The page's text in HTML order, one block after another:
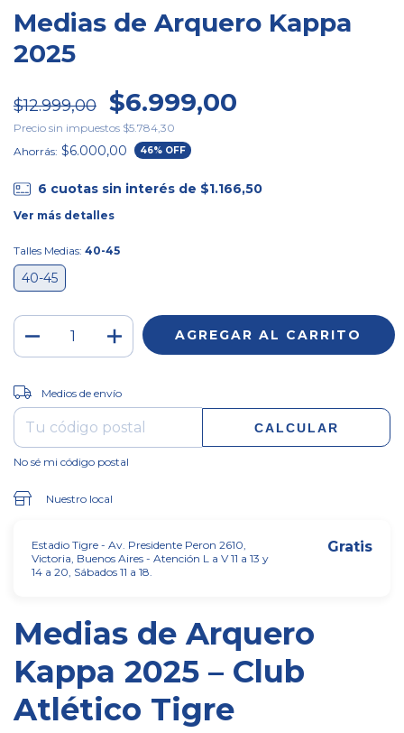
Medias de Arquero Kappa
2025
$12.999,00 $6.999,00
Precio sin impuestos $5.784,30
Ahorrás: $6.000,00 46% OFF
6 cuotas sin interés de $1.166,50
Ver más detalles
Talles Medias: 40-45
40-45
Entregas para el CP:
Medios de envío
CALCULAR
No sé mi código postal
Nuestro local
Estadio Tigre - Av. Presidente Peron 2610,
Victoria, Buenos Aires - Atención L a V 11 a 13 y
14 a 20, Sábados 11 a 18.
Gratis
Medias de Arquero
Kappa 2025 – Club
Atlético Tigre